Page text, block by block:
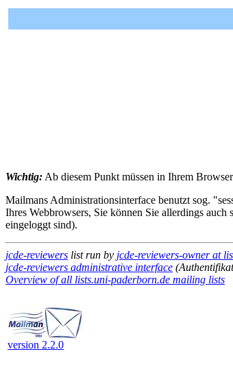
Wichtig: Ab diesem Punkt müssen in Ihrem
Mailmans Administrationsinterface benutzt sog.
Ihres Webbrowsers, Sie können Sie allerdings auch
eingeloggt sind).
jcde-reviewers list run by jcde-reviewers-owner at
jcde-reviewers administrative interface
Overview of all lists.uni-paderborn.de mailing lists
version 2.2.0